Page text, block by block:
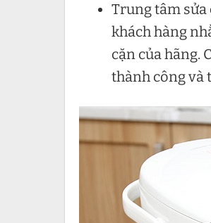
Trung tâm sửa
khách hàng
cặn của hãng.
thành công và